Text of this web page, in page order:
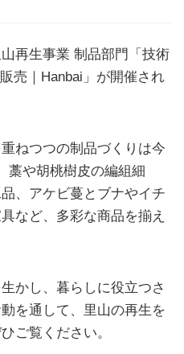
再生事業 制品部門「技術
売｜Hanbai」が開催され
ねつつの制品づくりは今
藁や胡桃樹皮の編組細
、アケビ蔓とブナやイチ
など、多彩な商品を揃え
かし、暮らしに役立つさ
を通して、里山の再生を
ご覧ください。